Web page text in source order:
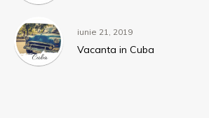
iunie 21, 2019
Vacanta in Cuba